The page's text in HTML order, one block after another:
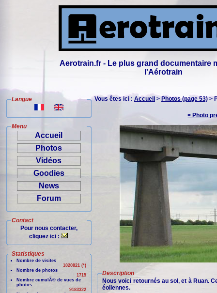
Aerotrain.fr - Le plus grand documentaire
l'Aérotrain
Langue
Menu
Accueil
Photos
Vidéos
Goodies
News
Forum
Contact
Pour nous contacter,
cliquez ici :
Statistiques
Nombre de visites
1020821 (*)
Nombre de photos
1715
Nombre cumulÃ© de vues de
photos
9183322
Vous êtes ici : Accueil > Photos (page 53) >
< Photo
Description
Nous voici retournés au sol, et à Ruan.
éoliennes.